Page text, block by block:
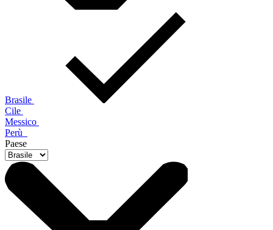
Brasile
Cile
Messico
Perù
Paese